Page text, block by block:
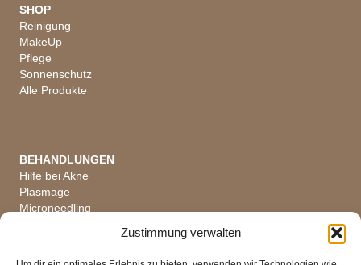
Zustimmung verwalten
SHOP
Reinigung
MakeUp
Pflege
Sonnenschutz
Alle Produkte
BEHANDLUNGEN
Hilfe bei Akne
Plasmage
Microneedling